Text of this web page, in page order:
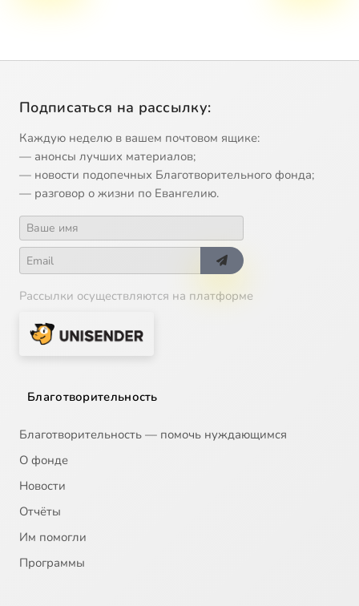
Подписаться на рассылку:
Каждую неделю в вашем почтовом ящике:
— анонсы лучших материалов;
— новости подопечных Благотворительного фонда;
— разговор о жизни по Евангелию.
Рассылки осуществляются на платформе
Благотворительность
Благотворительность — помочь нуждающимся
О фонде
Новости
Отчёты
Им помогли
Программы